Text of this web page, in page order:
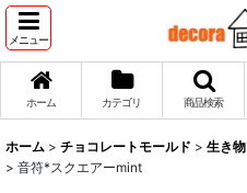
メニュー
ホーム カテゴリ 商品検索
ホーム > チョコレートモールド > 生き
> 音符*スクエアーmint